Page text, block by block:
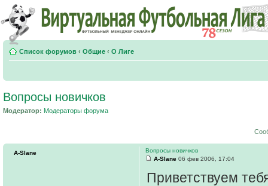
Список форумов ‹ Общие ‹ О Лиге
Вопросы новичков
Модератор: Модераторы форума
Вопросы новичков
A-Slane 06 фев 2006, 17:04
Приветствуем
A-Slane